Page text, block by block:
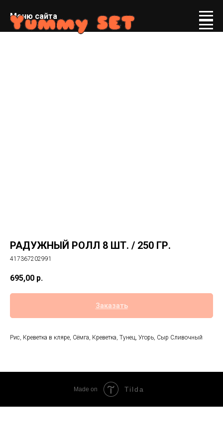
Меню сайта
РАДУЖНЫЙ РОЛЛ 8 ШТ. / 250 ГР.
417367202991
695,00 р.
Заказать
Рис, Креветка в кляре, Сёмга, Креветка, Тунец, Угорь, Сыр Сливочный
Made on Tilda